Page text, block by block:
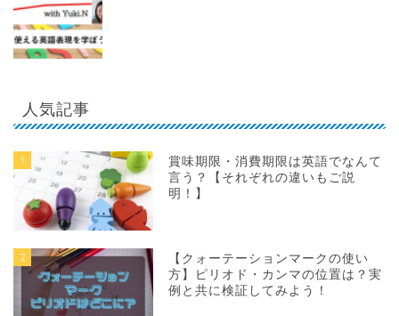
人気記事
1
賞味期限・消費期限は英語でなんて
言う？【それぞれの違いもご説
明！】
2
【クォーテーションマークの使い
方】ピリオド・カンマの位置は？実
例と共に検証してみよう！